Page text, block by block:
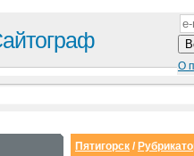
О
Пятигорск /